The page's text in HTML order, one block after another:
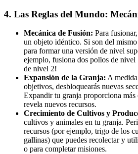
4. Las Reglas del Mundo:
Mecánica de Fusión: Para
un objeto idéntico. Si son del
para formar una versión de nivel
ejemplo, fusiona dos pollos de
de nivel 2!
Expansión de la Granja: A
objetivos, desbloquearás nuevas
Expandir tu granja proporciona más
revela nuevos recursos.
Crecimiento de Cultivos y
cultivos y animales en tu granja.
recursos (por ejemplo, trigo de los
gallinas) que puedes recolectar y
o para completar misiones.